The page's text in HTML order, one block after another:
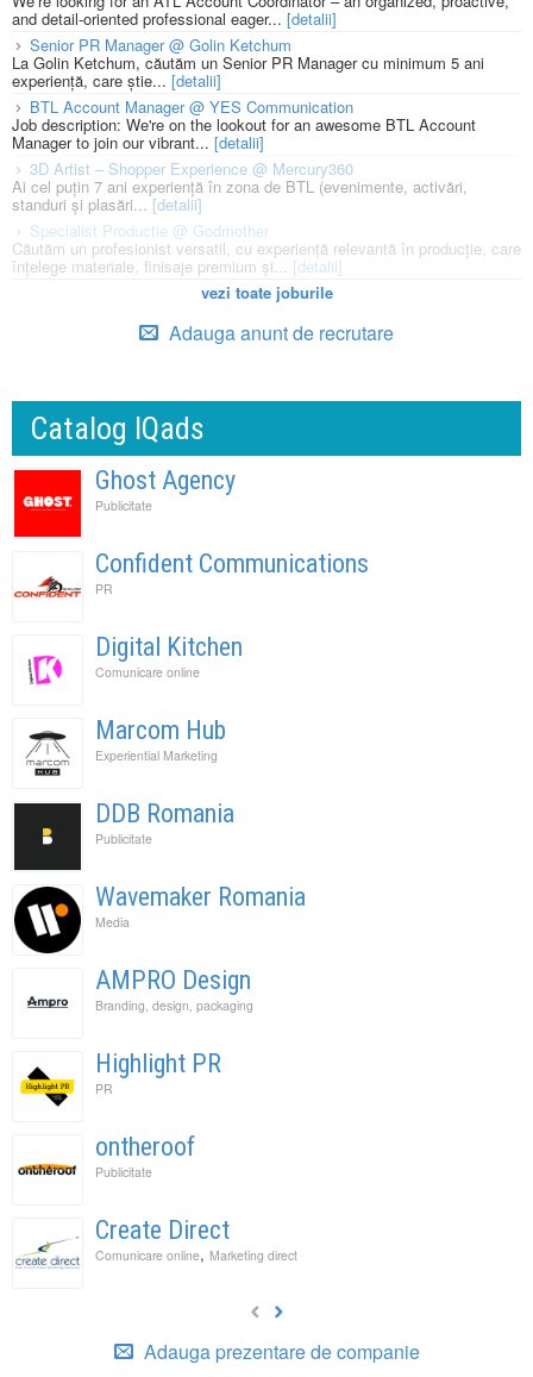
and detail-oriented professional eager... [detalii]
Senior PR Manager @ Golin Ketchum
La Golin Ketchum, căutăm un Senior PR Manager cu minimum 5 ani
experiență, care știe... [detalii]
BTL Account Manager @ YES Communication
Job description: We're on the lookout for an awesome BTL Account
Manager to join our vibrant... [detalii]
3D Artist – Shopper Experience @ Mercury360
Ai cel puțin 7 ani experiență în zona de BTL (evenimente, activări,
standuri și plasări... [detalii]
Specialist Productie @ Godmother
Căutăm un profesionist versatil, cu experiență relevantă în producție, care
înțelege materiale, finisaje premium și... [detalii]
vezi toate joburile
Adauga anunt de recrutare
Catalog IQads
Ghost Agency
Publicitate
Confident Communications
PR
Digital Kitchen
Comunicare online
Marcom Hub
Experiential Marketing
DDB Romania
Publicitate
Wavemaker Romania
Media
AMPRO Design
Branding, design, packaging
Highlight PR
PR
ontheroof
Publicitate
Create Direct
Comunicare online, Marketing direct
Adauga prezentare de companie